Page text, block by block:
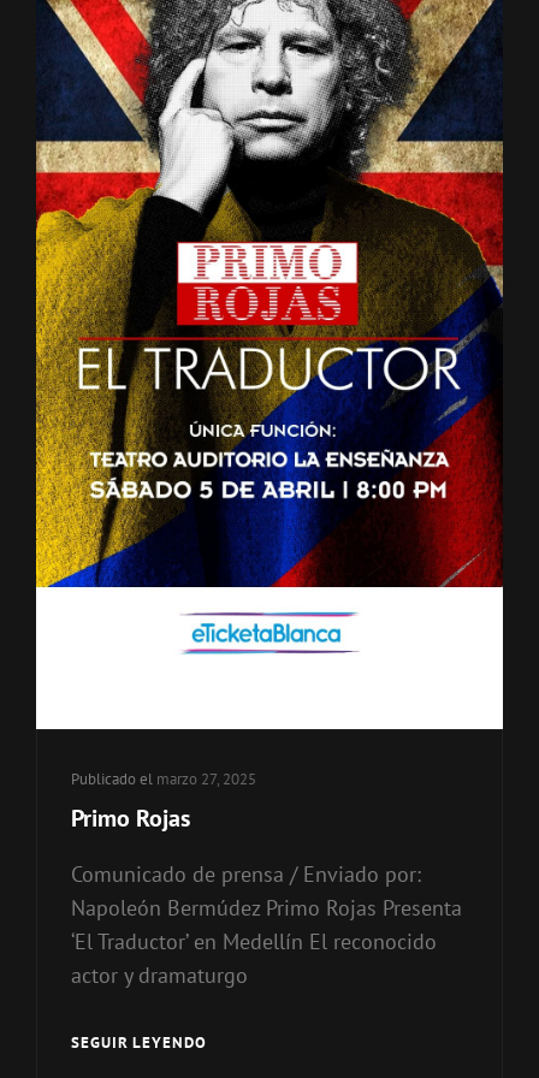
Publicado el marzo 27, 2025
Primo Rojas
Comunicado de prensa / Enviado por:
Napoleón Bermúdez Primo Rojas Presenta
‘El Traductor’ en Medellín El reconocido
actor y dramaturgo
SEGUIR LEYENDO